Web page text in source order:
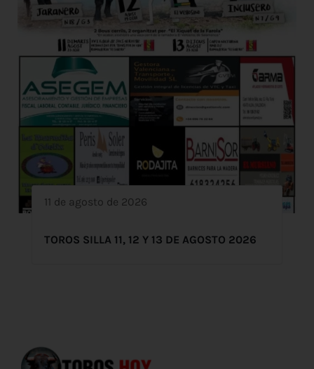
11 de agosto de 2026
TOROS SILLA 11, 12 Y 13 DE AGOSTO 2026